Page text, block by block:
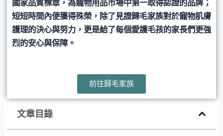
國家品質標章，為寵物用品市場中第一取得認證的品牌；
短短時間內便獲得殊榮，除了見證歸毛家族對於寵物肌膚
護理的決心與努力，更是給了每個愛護毛孩的家長們更強
烈的安心與保障。
前往歸毛家族
文章目錄